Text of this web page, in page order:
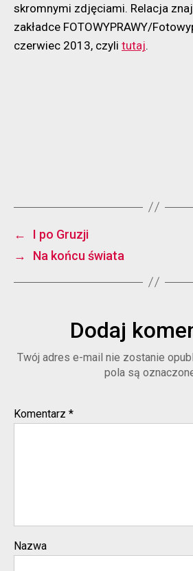
skromnymi zdjęciami. Relacja
zakładce FOTOWYPRAWY/
czerwiec 2013, czyli tutaj.
←
I po Gruzji
→
Na końcu świata
Dodaj
Twój adres e-mail nie zostanie
pola są
Komentarz *
Nazwa